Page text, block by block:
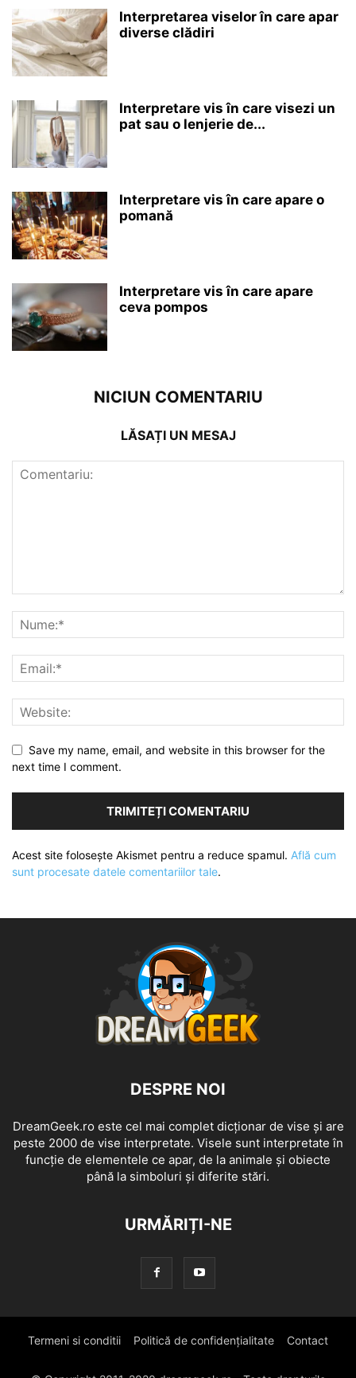
Interpretarea viselor în care apar
diverse clădiri
Interpretare vis în care visezi un
pat sau o lenjerie de...
Interpretare vis în care apare o
pomană
Interpretare vis în care apare
ceva pompos
NICIUN COMENTARIU
LĂSAȚI UN MESAJ
Save my name, email, and website in this browser for the
next time I comment.
Acest site folosește Akismet pentru a reduce spamul. Află cum
sunt procesate datele comentariilor tale.
DESPRE NOI
DreamGeek.ro este cel mai complet dicționar de vise și are
peste 2000 de vise interpretate. Visele sunt interpretate în
funcție de elementele ce apar, de la animale și obiecte
până la simboluri și diferite stări.
URMĂRIȚI-NE
Termeni si conditii Politică de confidențialitate Contact